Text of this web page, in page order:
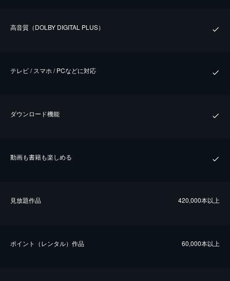
⾼⾳質（DOLBY DIGITAL PLUS）
テレビ / スマホ / PCなどに対応
ダウンロード機能
動画も書籍も楽しめる
⾒放題作品 420,000本以上
ポイント（レンタル）作品 60,000本以上